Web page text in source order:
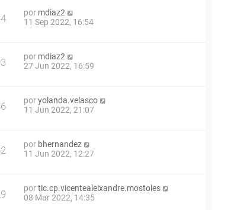
por mdiaz2
11 Sep 2022, 16:54
por mdiaz2
27 Jun 2022, 16:59
poryolanda.velasco
11 Jun 2022, 21:07
por bhernandez
11 Jun 2022, 12:27
portic.cp.vicentealeixandre.mostoles
08 Mar 2022, 14:35